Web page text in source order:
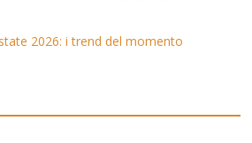
2026: i trend del momento